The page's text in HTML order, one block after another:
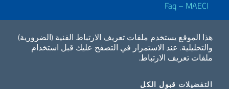
هذا الموقع يستخدم ملفات تعريف الارتباط الفنية (الضرورية)
والتحليلية. عند الاستمرار في التصفح عليك قبل استخدام
ملفات تعريف الارتباط.
التفضيلات COOKIES
قبول الكلملفات تعريف الارتباط
Faq – MAECI
روابط مفيدة
Note legali
Privacy e cookie policy
Dichiarazione di accessibilità
2026 حقوق الملكية لوزارة الخارجية والتعاون الدولي